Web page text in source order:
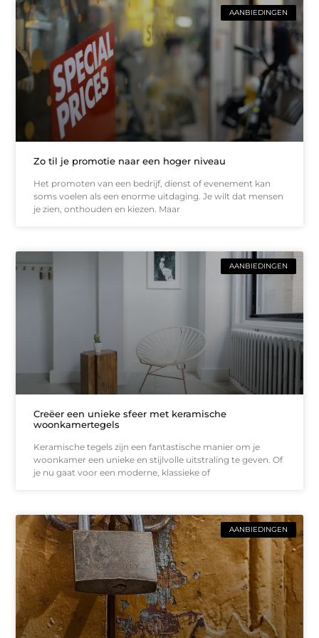
AANBIEDINGEN
Zo til je promotie naar een hoger niveau
Het promoten van een bedrijf, dienst of evenement kan
soms voelen als een enorme uitdaging. Je wilt dat mensen
je zien, onthouden en kiezen. Maar
AANBIEDINGEN
Creëer een unieke sfeer met keramische
woonkamertegels
Keramische tegels zijn een fantastische manier om je
woonkamer een unieke en stijlvolle uitstraling te geven. Of
je nu gaat voor een moderne, klassieke of
AANBIEDINGEN